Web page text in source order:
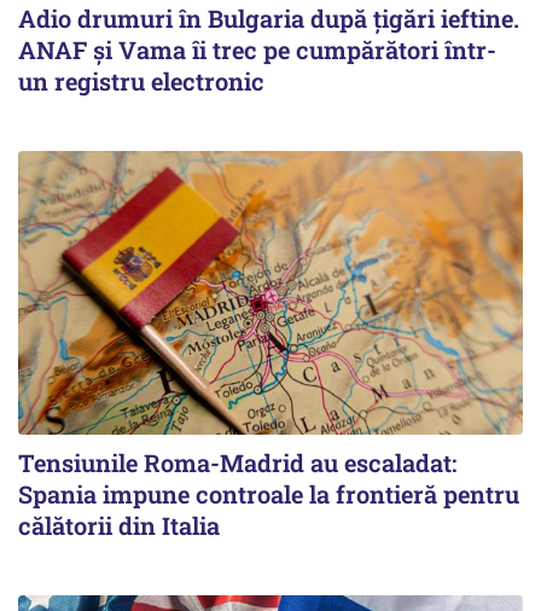
Adio drumuri în Bulgaria după țigări ieftine.
ANAF și Vama îi trec pe cumpărători într-
un registru electronic
Tensiunile Roma-Madrid au escaladat:
Spania impune controale la frontieră pentru
călătorii din Italia